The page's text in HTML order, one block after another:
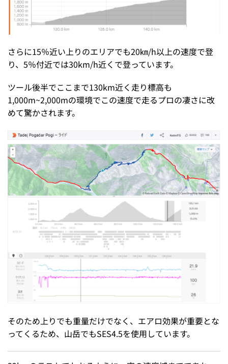
さらに15％近い上りのエリアでも20㎞/h以上の速度で登
り、5％付近では30km/h近くで登っています。
ツール後半でここまで130km近く走り標高も
1,000m~2,000mの環境でこの速度で走るプロの凄さに改
めて驚かされます。
そのため上りでも重量だけでなく、エアロ効果が重要とな
ってくるため、山岳でもSES4.5を使用しています。